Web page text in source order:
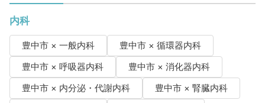
内科
豊中市 × 一般内科
豊中市 × 循環器内科
豊中市 × 呼吸器内科
豊中市 × 消化器内科
豊中市 × 内分泌・代謝内科
豊中市 × 腎臓内科